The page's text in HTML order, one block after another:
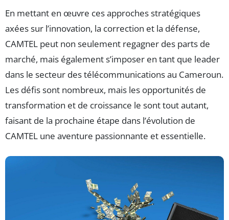
En mettant en œuvre ces approches stratégiques
axées sur l’innovation, la correction et la défense,
CAMTEL peut non seulement regagner des parts de
marché, mais également s’imposer en tant que leader
dans le secteur des télécommunications au Cameroun.
Les défis sont nombreux, mais les opportunités de
transformation et de croissance le sont tout autant,
faisant de la prochaine étape dans l’évolution de
CAMTEL une aventure passionnante et essentielle.